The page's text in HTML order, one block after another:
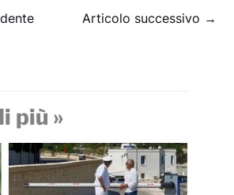
Articolo successivo →
più »